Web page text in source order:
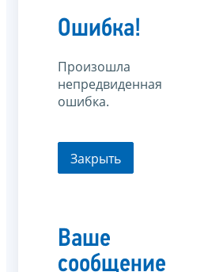
Ошибка!
Произошла
непредвиденная
ошибка.
Закрыть
Ваше
сообщение